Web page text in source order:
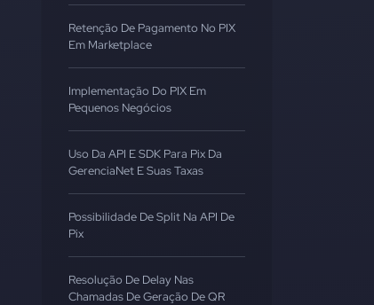
Retenção De Pagamento No PIX
Em Marketplace
Implementação Do PIX Em
Pequenos Negócios
Uso Da API E SDK Para Pix Da
GerenciaNet E Suas Taxas
Possibilidade De Split Na API De
Pix
Resolução De Delay Nas
Chamadas De Geração De QR